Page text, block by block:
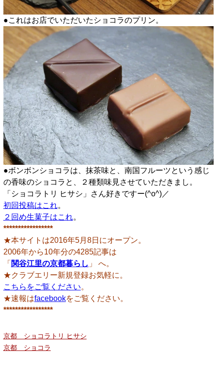
●これはお店でいただいたショコラのプリン。
●ボンボンショコラは、抹茶味と、南国フルーツという感じ
の香味のショコラと、２種類味見させていただきまし。
「ショコラトリ ヒサシ」さん好きですー(^o^)／
初回投稿はこれ。
２回め生菓子はこれ。
*****************
★本サイトは2016年5月8日にオープン。
2006年から10年分の4285記事は
「 関谷江里の京都暮らし 」 へ。
★クラブエリー新規登録お気軽に。
こちらをご覧ください。
★速報はfacebookをご覧ください。
*****************
京都 ショコラトリ ヒサシ
京都 ショコラ